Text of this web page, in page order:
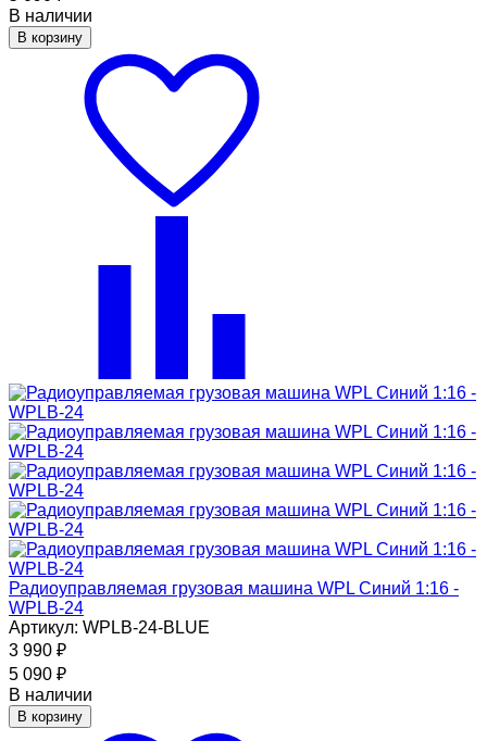
В наличии
В корзину
Радиоуправляемая грузовая машина WPL Синий 1:16 -
WPLB-24
Артикул: WPLB-24-BLUE
3 990 ₽
5 090 ₽
В наличии
В корзину